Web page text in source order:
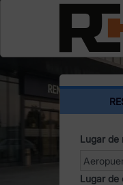
Lugar de
Lugar de